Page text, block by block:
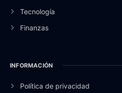
Tecnología
Finanzas
INFORMACIÓN
Política de privacidad